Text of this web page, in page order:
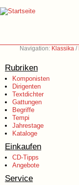
Navigation: Klassika /
Rubriken
Komponisten
Dirigenten
Textdichter
Gattungen
Begriffe
Tempi
Jahrestage
Kataloge
Einkaufen
CD-Tipps
Angebote
Service